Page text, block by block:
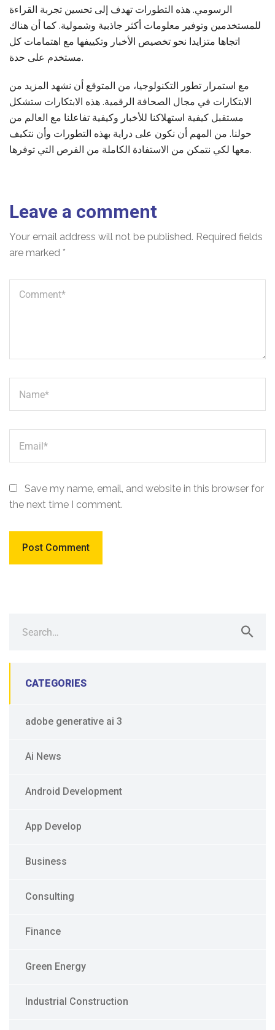
الرسومي. هذه التطورات تهدف إلى تحسين تجربة القراءة
للمستخدمين وتوفير معلومات أكثر جاذبية وشمولية. كما أن هناك
اتجاها متزايدا نحو تخصيص الأخبار وتكييفها مع اهتمامات كل
مستخدم على حدة.
مع استمرار تطور التكنولوجيا، من المتوقع أن نشهد المزيد من
الابتكارات في مجال الصحافة الرقمية. هذه الابتكارات ستشكل
مستقبل كيفية استهلاكنا للأخبار وكيفية تفاعلنا مع العالم من
حولنا. من المهم أن نكون على دراية بهذه التطورات وأن نتكيف
معها لكي نتمكن من الاستفادة الكاملة من الفرص التي توفرها.
Leave a comment
Your email address will not be published. Required fields
are marked *
Save my name, email, and website in this browser for
the next time I comment.
for:
CATEGORIES
adobe generative ai 3
Ai News
Android Development
App Develop
Business
Consulting
Finance
Green Energy
Industrial Construction